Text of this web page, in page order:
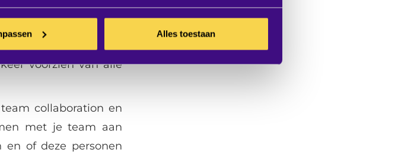
Alles toestaan
met meerdere
via de chat of heel
voorzien van alle
collaboration en
met je team aan
of deze personen